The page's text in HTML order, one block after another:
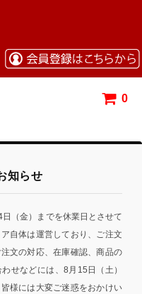
0
知らせ
（金）までを休業日とさせて
自体は運営しており、ご注文
文の対応、在庫確認、商品の
せなどには、8月15日（土）
様には大変ご迷惑をおかけい